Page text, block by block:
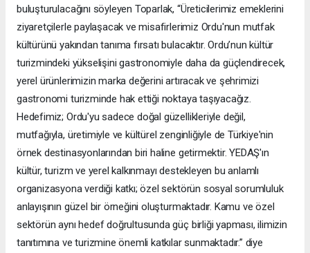
buluşturulacağını söyleyen Toparlak, “Üreticilerimiz emeklerini
ziyaretçilerle paylaşacak ve misafirlerimiz Ordu'nun mutfak
kültürünü yakından tanıma fırsatı bulacaktır. Ordu’nun kültür
turizmindeki yükselişini gastronomiyle daha da güçlendirecek,
yerel ürünlerimizin marka değerini artıracak ve şehrimizi
gastronomi turizminde hak ettiği noktaya taşıyacağız.
Hedefimiz; Ordu'yu sadece doğal güzellikleriyle değil,
mutfağıyla, üretimiyle ve kültürel zenginliğiyle de Türkiye'nin
örnek destinasyonlarından biri haline getirmektir. YEDAŞ'ın
kültür, turizm ve yerel kalkınmayı destekleyen bu anlamlı
organizasyona verdiği katkı; özel sektörün sosyal sorumluluk
anlayışının güzel bir örneğini oluşturmaktadır. Kamu ve özel
sektörün aynı hedef doğrultusunda güç birliği yapması, ilimizin
tanıtımına ve turizmine önemli katkılar sunmaktadır.” diye